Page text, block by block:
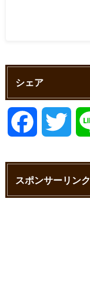
シェア
c i
スポンサーリンク